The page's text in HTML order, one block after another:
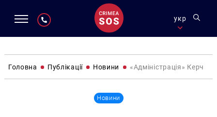
укр
Головна Публікації Новини «Адміністрація» Керчі
Новини